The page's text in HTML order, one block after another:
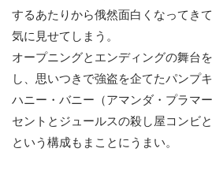
するあたりから俄然面白くなってき
気に見せてしまう。
オープニングとエンディングの舞台
し、思いつきで強盗を企てたパンプ
ハニー・バニー（アマンダ・プラマ
セントとジュールスの殺し屋コンビ
という構成もまことにうまい。